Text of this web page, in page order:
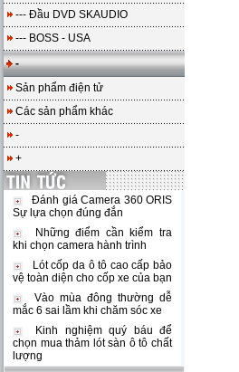
--- Đầu DVD SKAUDIO
--- BOSS - USA
-
Sản phẩm điện tử
Các sản phẩm khác
-
+
Đánh giá Camera 360 ORIS
Sự lựa chọn đúng đắn
Những điểm cần kiểm tra
khi chọn camera hành trình
Lót cốp da ô tô cao cấp bảo
vệ toàn diện cho cốp xe của bạn
Vào mùa đông thường dễ
mắc 6 sai lầm khi chăm sóc xe
Kinh nghiệm quý báu để
chọn mua thảm lót sàn ô tô chất
lượng